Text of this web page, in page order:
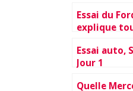
Essai du
explique
Essai auto,
Jour 1
Quelle